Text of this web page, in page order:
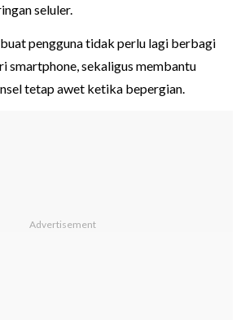
seluler.
pengguna tidak perlu lagi berbagi
smartphone, sekaligus membantu
tetap awet ketika bepergian.